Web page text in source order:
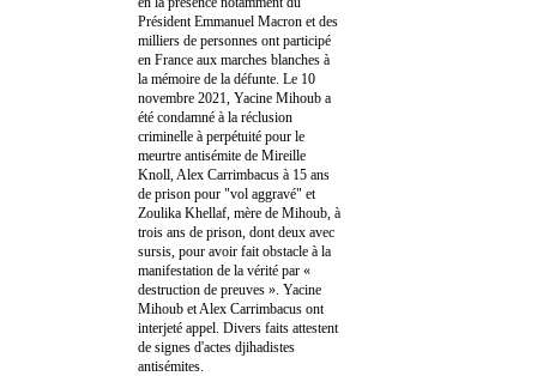
Président Emmanuel Macron et des
milliers de personnes ont participé
en France aux marches blanches à
la mémoire de la défunte. Le 10
novembre 2021, Yacine Mihoub a
été condamné à la réclusion
criminelle à perpétuité pour le
meurtre antisémite de Mireille
Knoll, Alex Carrimbacus à 15 ans
de prison pour "vol aggravé" et
Zoulika Khellaf, mère de Mihoub, à
trois ans de prison, dont deux avec
sursis, pour avoir fait obstacle à la
manifestation de la vérité par «
destruction de preuves ». Yacine
Mihoub et Alex Carrimbacus ont
interjeté appel. Divers faits attestent
de signes d'actes djihadistes
antisémites.